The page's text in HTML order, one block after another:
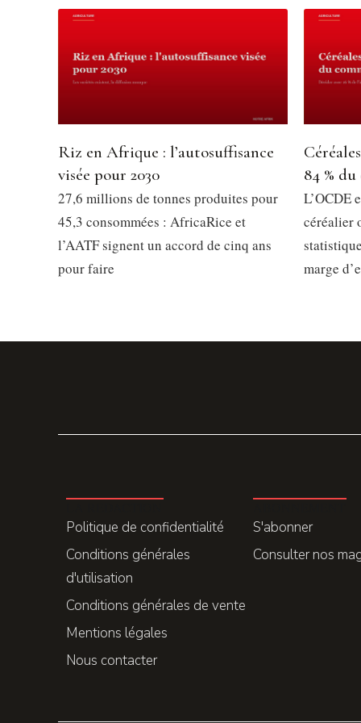
Riz en Afrique : l’autosuffisance
visée pour 2030
27,6 millions de tonnes produites pour
45,3 consommées : AfricaRice et
l’AATF signent un accord de cinq ans
pour faire
84 %
L’OCDE
céréalier
marge
Politique de confidentialité
Conditions générales
d'utilisation
Conditions générales de vente
Mentions légales
Nous contacter
S'abonner
Consulter nos